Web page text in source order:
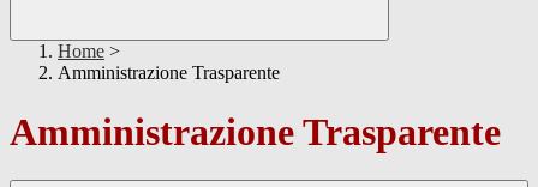
Home >
Amministrazione Trasparente
Amministrazione Trasparente